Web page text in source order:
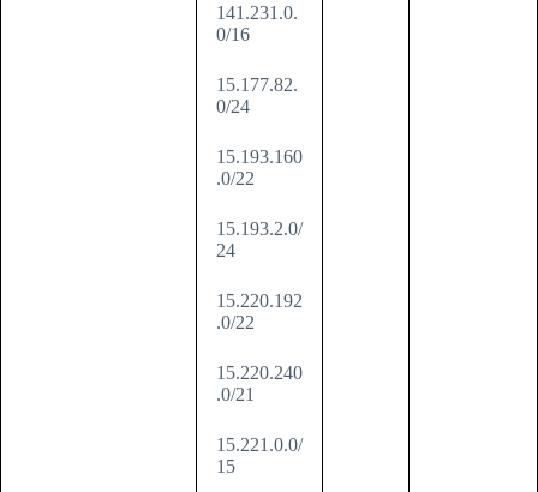
141.231.0.
0/16
15.177.82.
0/24
15.193.160
.0/22
15.193.2.0/
24
15.220.192
.0/22
15.220.240
.0/21
15.221.0.0/
15